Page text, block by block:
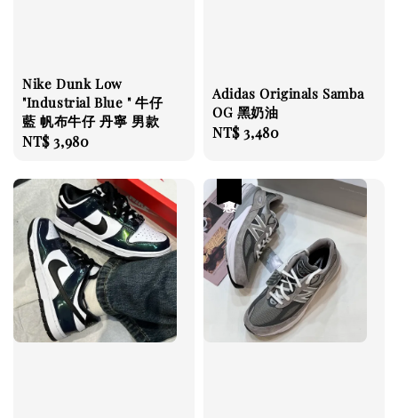
Nike Dunk Low
"Industrial Blue " 牛仔
藍 帆布牛仔 丹寧 男款
Regular
NT$ 3,980
Adidas Originals Samba
OG 黑奶油
Regular
NT$ 3,480